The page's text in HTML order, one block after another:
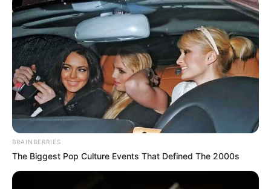
Clique aqui para entrar no grupo
BRAINBERRIES
The Biggest Pop Culture Events That Defined The 2000s